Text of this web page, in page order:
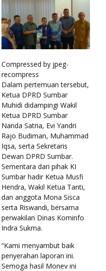
Compressed by jpeg-
recompress
Dalam pertemuan tersebut,
Ketua DPRD Sumbar
Muhidi didampingi Wakil
Ketua DPRD Sumbar
Nanda Satria, Evi Yandri
Rajo Budiman, Muhammad
Iqsa, serta Sekretaris
Dewan DPRD Sumbar.
Sementara dari pihak KI
Sumbar hadir Ketua Musfi
Hendra, Wakil Ketua Tanti,
dan anggota Mona Sisca
serta Riswandi, bersama
perwakilan Dinas Kominfo
Indra Sukma.
“Kami menyambut baik
penyerahan laporan ini.
Semoga hasil Monev ini